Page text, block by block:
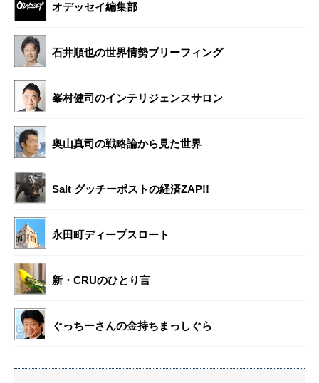
オデッセイ編集部
石井順也の世界情勢ブリーフィング
峯村健司のインテリジェンスサロン
奥山真司の戦略論から見た世界
Salt グッチーポストの経済ZAP!!
永田町ディープスロート
新・CRUのひとり言
ぐっちーさんの金持ちまっしぐら